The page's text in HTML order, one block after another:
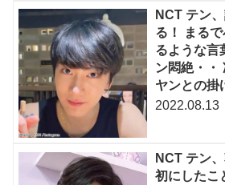
NCT テン
る！ まる
るような言
ン悶絶・・
ヤンとの掛
2022.08.13
NCT テン
初にしたこ